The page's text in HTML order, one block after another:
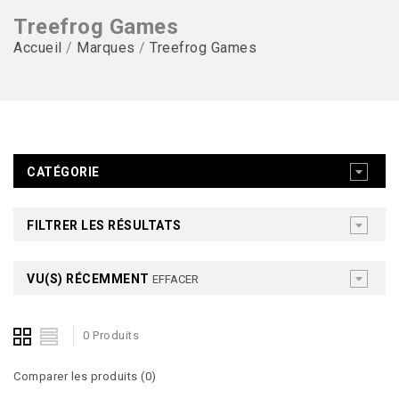
Treefrog Games
Accueil / Marques / Treefrog Games
CATÉGORIE
FILTRER LES RÉSULTATS
VU(S) RÉCEMMENT EFFACER
0 Produits
Comparer les produits (0)